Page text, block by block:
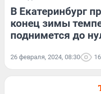
В Екатеринбург
конец зимы
поднимется до
26 февраля, 2024, 08:30